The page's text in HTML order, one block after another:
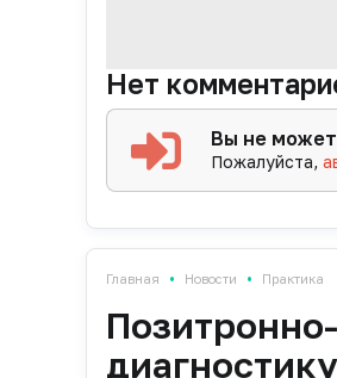
Нет
Вы не
Пожалуйста,
Главная • Новости • Практика